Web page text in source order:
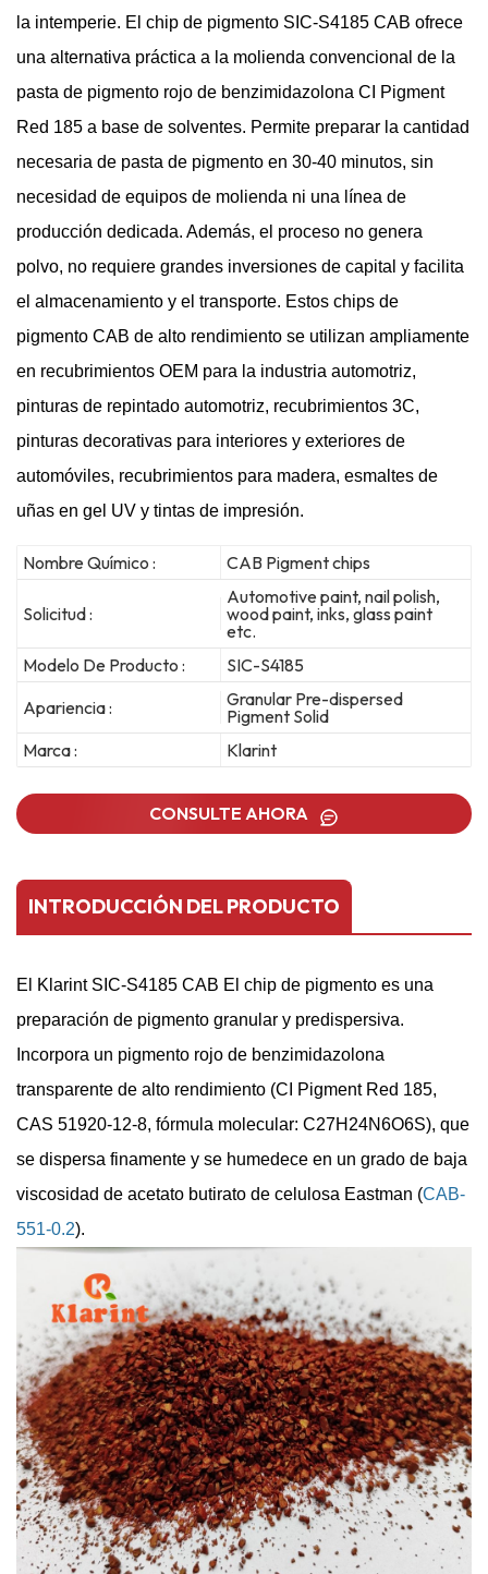
la intemperie. El chip de pigmento SIC-S4185 CAB ofrece
una alternativa práctica a la molienda convencional de la
pasta de pigmento rojo de benzimidazolona CI Pigment
Red 185 a base de solventes. Permite preparar la cantidad
necesaria de pasta de pigmento en 30-40 minutos, sin
necesidad de equipos de molienda ni una línea de
producción dedicada. Además, el proceso no genera
polvo, no requiere grandes inversiones de capital y facilita
el almacenamiento y el transporte. Estos chips de
pigmento CAB de alto rendimiento se utilizan ampliamente
en recubrimientos OEM para la industria automotriz,
pinturas de repintado automotriz, recubrimientos 3C,
pinturas decorativas para interiores y exteriores de
automóviles, recubrimientos para madera, esmaltes de
uñas en gel UV y tintas de impresión.
Nombre Químico : CAB Pigment chips
Solicitud :
Automotive paint, nail polish,
wood paint, inks, glass paint
etc.
Modelo De Producto :
SIC-S4185
Apariencia :
Granular Pre-dispersed
Pigment Solid
Marca :
Klarint
CONSULTE AHORA
INTRODUCCIÓN DEL PRODUCTO
El Klarint SIC-S4185 CAB El chip de pigmento es una
preparación de pigmento granular y predispersiva.
Incorpora un pigmento rojo de benzimidazolona
transparente de alto rendimiento (CI Pigment Red 185,
CAS 51920-12-8, fórmula molecular: C27H24N6O6S), que
se dispersa finamente y se humedece en un grado de baja
viscosidad de acetato butirato de celulosa Eastman (CAB-
551-0.2).